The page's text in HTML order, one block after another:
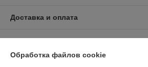
Доставка и оплата
График работы
Обработка файлов cookie